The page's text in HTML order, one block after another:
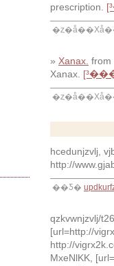
prescription.
» Xanax. from
Xanax.
hcedunjzvlj,
http://
��Ƽ�
qzkvwnjzvlj/
[url=http://
http://
MxeNlKK,